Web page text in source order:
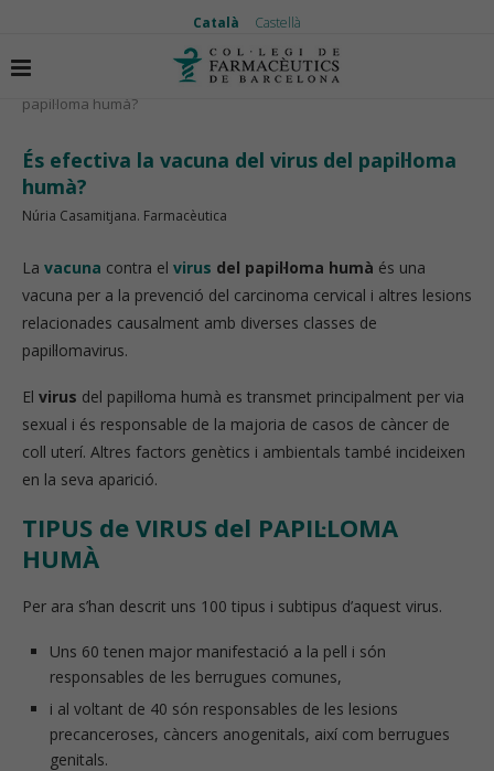
Català Castellà
Inici Vida saludable
És efectiva la vacuna del virus del
papil·loma humà?
És efectiva la vacuna del virus del papil·loma
humà?
Núria Casamitjana. Farmacèutica
La vacuna contra el virus del papil·loma humà és una
vacuna per a la prevenció del carcinoma cervical i altres lesions
relacionades causalment amb diverses classes de
papil·lomavirus.
El virus del papil·loma humà es transmet principalment per via
sexual i és responsable de la majoria de casos de càncer de
coll uterí. Altres factors genètics i ambientals també incideixen
en la seva aparició.
TIPUS de VIRUS del PAPIL·LOMA
HUMÀ
Per ara s’han descrit uns 100 tipus i subtipus d’aquest virus.
Uns 60 tenen major manifestació a la pell i són
responsables de les berrugues comunes,
i al voltant de 40 són responsables de les lesions
precanceroses, càncers anogenitals, així com berrugues
genitals.